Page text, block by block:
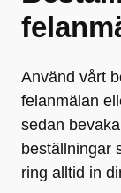
Använd vårt
felanmälan
sedan
beställningar
ring alltid in